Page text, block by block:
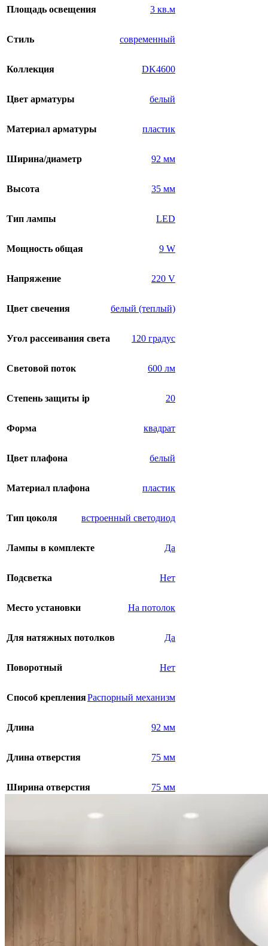
Площадь освещения 3 кв.м
Стиль современный
Коллекция DK4600
Цвет арматуры белый
Материал арматуры пластик
Ширина/диаметр 92 мм
Высота 35 мм
Тип лампы LED
Мощность общая 9 W
Напряжение 220 V
Цвет свечения белый (теплый)
Угол рассеивания света 120 градус
Световой поток 600 лм
Степень защиты ip 20
Форма квадрат
Цвет плафона белый
Материал плафона пластик
Тип цоколя встроенный светодиод
Лампы в комплекте Да
Подсветка Нет
Место установки На потолок
Для натяжных потолков Да
Поворотный Нет
Способ крепленияРаспорный механизм
Длина 92 мм
Длина отверстия 75 мм
Ширина отверстия 75 мм